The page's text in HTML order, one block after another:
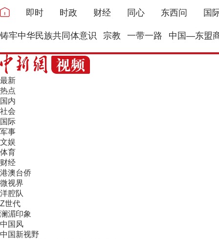
即时 时政 财经 同心 东西问 国
铸牢中华民族共同体意识 宗教 一带一路 中国—东盟
最新
热点
国内
社会
国际
军事
文娱
体育
财经
港澳台侨
微视界
洋腔队
Z世代
澜湄印象
中国风
中国新视野